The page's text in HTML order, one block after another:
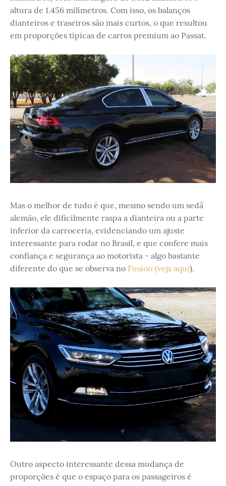
altura de 1.456 milímetros. Com isso, os balanços
dianteiros e traseiros são mais curtos, o que resultou
em proporções típicas de carros premium ao Passat.
Mas o melhor de tudo é que, mesmo sendo um sedã
alemão, ele dificilmente raspa a dianteira ou a parte
inferior da carroceria, evidenciando um ajuste
interessante para rodar no Brasil, e que confere mais
confiança e segurança ao motorista - algo bastante
diferente do que se observa no Fusion (veja aqui).
Outro aspecto interessante dessa mudança de
proporções é que o espaço para os passageiros é